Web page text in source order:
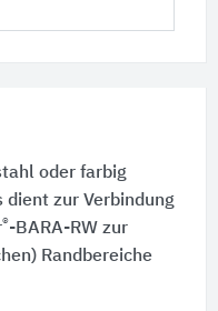
oder farbig
zur Verbindung
®-BARA-RW zur
Randbereiche